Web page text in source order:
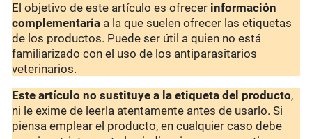
El objetivo de este artículo es ofrecer información
complementaria a la que suelen ofrecer las etiquetas
de los productos. Puede ser útil a quien no está
familiarizado con el uso de los antiparasitarios
veterinarios.
Este artículo no sustituye a la etiqueta del producto,
ni le exime de leerla atentamente antes de usarlo. Si
piensa emplear el producto, en cualquier caso debe